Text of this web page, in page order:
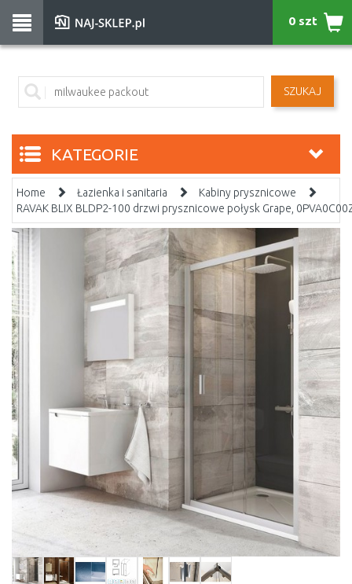
SZUKAJ
0 szt
KATEGORIE
Home Łazienka i sanitaria
Kabiny prysznicowe
RAVAK BLIX BLDP2-100 drzwi prysznicowe połysk Grape,